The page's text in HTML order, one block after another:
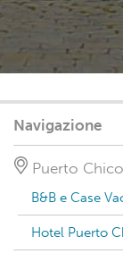
Navigazione
Puerto Chico
B&B e Case
Hotel Puerto